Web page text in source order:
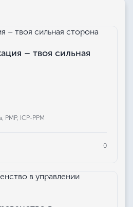
– твоя сильная
РМР, ICP-PPM
0